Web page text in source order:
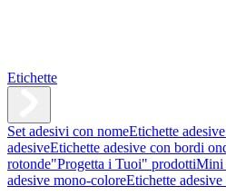
Etichette
Set adesivi con nomeEtichette
adesiveEtichette adesive con bordi
rotonde"Progetta i Tuoi" prodottiMini
adesive mono-coloreEtichette